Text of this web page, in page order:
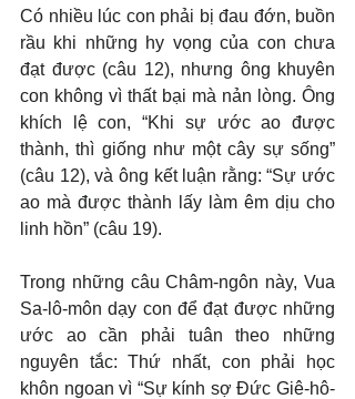
Có nhiều lúc con phải bị đau đớn, buồn
rầu khi những hy vọng của con chưa
đạt được (câu 12), nhưng ông khuyên
con không vì thất bại mà nản lòng. Ông
khích lệ con, “Khi sự ước ao được
thành, thì giống như một cây sự sống”
(câu 12), và ông kết luận rằng: “Sự ước
ao mà được thành lấy làm êm dịu cho
linh hồn” (câu 19).
Trong những câu Châm-ngôn này, Vua
Sa-lô-môn dạy con để đạt được những
ước ao cần phải tuân theo những
nguyên tắc: Thứ nhất, con phải học
khôn ngoan vì “Sự kính sợ Đức Giê-hô-